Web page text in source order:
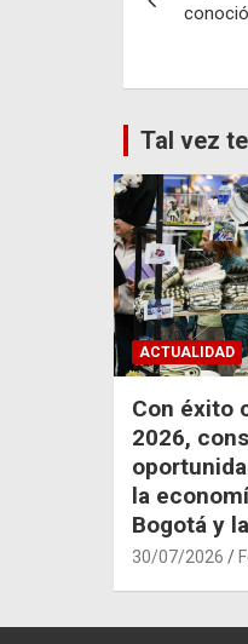
de
Tal vez
ACTUALIDAD
Con éxito
2026,
la
Bogotá y
30/07/2026